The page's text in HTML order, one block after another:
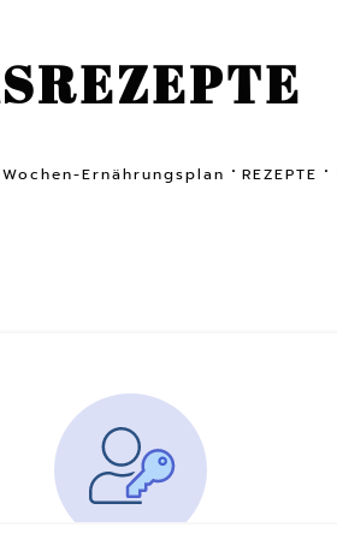
Ernährungsplan REZEPTE